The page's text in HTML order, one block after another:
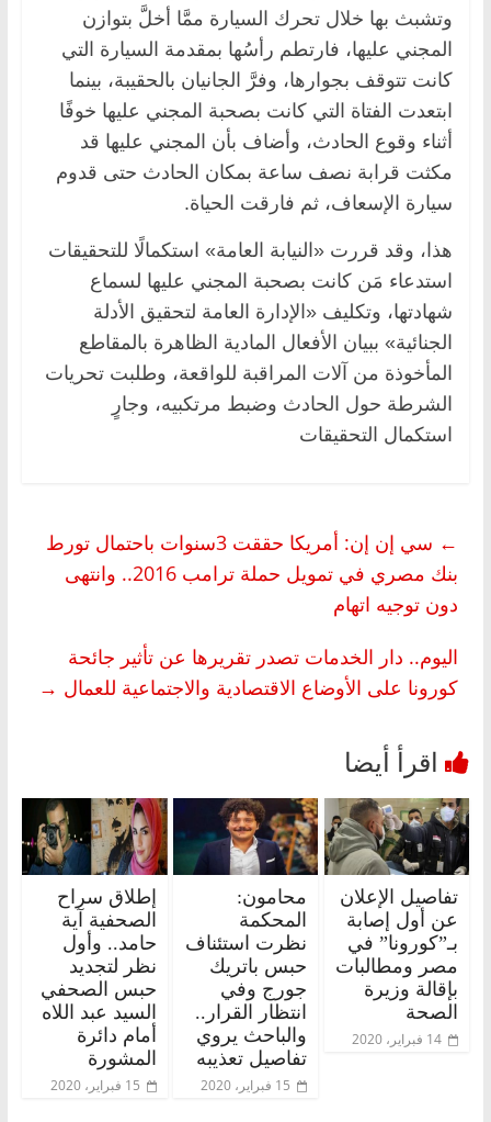
وتشبث بها خلال تحرك السيارة ممَّا أخلَّ بتوازن
المجني عليها، فارتطم رأسُها بمقدمة السيارة التي
كانت تتوقف بجوارها، وفرَّ الجانيان بالحقيبة، بينما
ابتعدت الفتاة التي كانت بصحبة المجني عليها خوفًا
أثناء وقوع الحادث، وأضاف بأن المجني عليها قد
مكثت قرابة نصف ساعة بمكان الحادث حتى قدوم
سيارة الإسعاف، ثم فارقت الحياة.
هذا، وقد قررت «النيابة العامة» استكمالًا للتحقيقات
استدعاء مَن كانت بصحبة المجني عليها لسماع
شهادتها، وتكليف «الإدارة العامة لتحقيق الأدلة
الجنائية» ببيان الأفعال المادية الظاهرة بالمقاطع
المأخوذة من آلات المراقبة للواقعة، وطلبت تحريات
الشرطة حول الحادث وضبط مرتكبيه، وجارٍ
استكمال التحقيقات
←
سي إن إن: أمريكا حققت 3سنوات باحتمال تورط
بنك مصري في تمويل حملة ترامب 2016.. وانتهى
دون توجيه اتهام
اليوم.. دار الخدمات تصدر تقريرها عن تأثير جائحة
كورونا على الأوضاع الاقتصادية والاجتماعية للعمال →
تفاصيل الإعلان
عن أول إصابة
بـ”كورونا” في
مصر ومطالبات
بإقالة وزيرة
الصحة
14 فبراير، 2020
محامون:
المحكمة
نظرت استئناف
حبس باتريك
جورج وفي
انتظار القرار..
والباحث يروي
تفاصيل تعذيبه
15 فبراير، 2020
إطلاق سراح
الصحفية آية
حامد.. وأول
نظر لتجديد
حبس الصحفي
السيد عبد اللاه
أمام دائرة
المشورة
15 فبراير، 2020